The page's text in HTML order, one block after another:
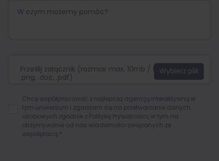
Prześlij załącznik (rozmiar max. 10mb / format:.jpg,
.png, .doc, .pdf)
Chcę współpracować z najlepszą agencją interaktywną w
tym uniwersum i zgadzam się na przetwarzanie danych
osobowych zgodnie z Polityką Prywatności , w tym na
otrzymywanie od nas wiadomości związanych ze
współpracą.*